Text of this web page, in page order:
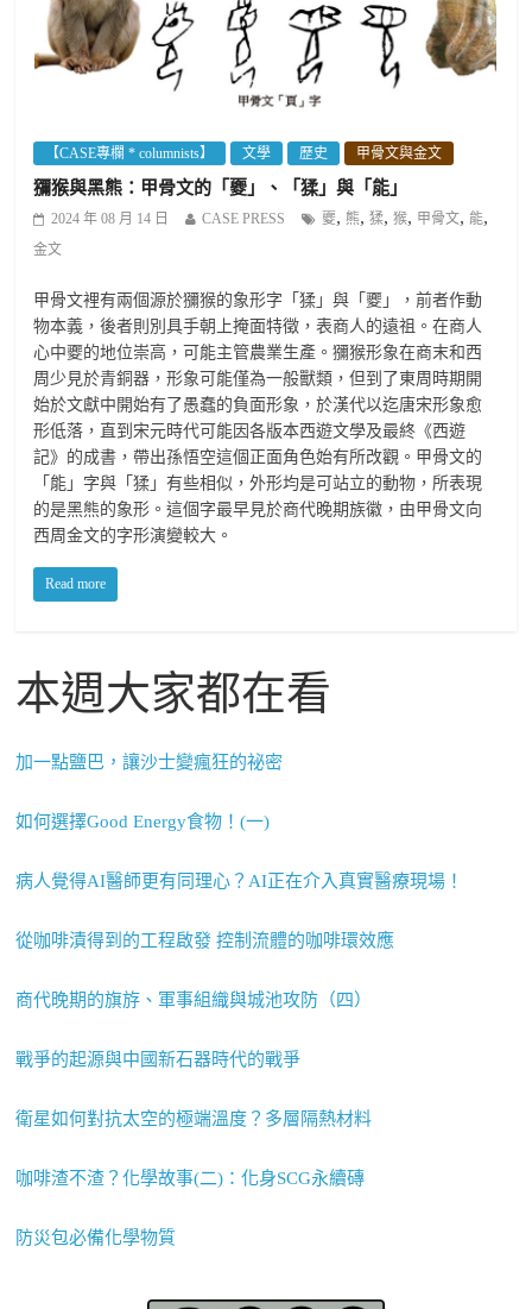
【CASE專欄 * columnists】 文學 歷史 甲骨文與金文
獼猴與黑熊：甲骨文的「夒」、「猱」與「能」
2024 年 08 月 14 日 CASE PRESS 夒, 熊,猱,猴, 甲骨文, 能,
金文
甲骨文裡有兩個源於獼猴的象形字「猱」與「夒」，前者作動
物本義，後者則別具手朝上掩面特徵，表商人的遠祖。在商人
心中夒的地位崇高，可能主管農業生產。獼猴形象在商末和西
周少見於青銅器，形象可能僅為一般獸類，但到了東周時期開
始於文獻中開始有了愚蠢的負面形象，於漢代以迄唐宋形象愈
形低落，直到宋元時代可能因各版本西遊文學及最終《西遊
記》的成書，帶出孫悟空這個正面角色始有所改觀。甲骨文的
「能」字與「猱」有些相似，外形均是可站立的動物，所表現
的是黑熊的象形。這個字最早見於商代晚期族徽，由甲骨文向
西周金文的字形演變較大。
Read more
本週大家都在看
加一點鹽巴，讓沙士變瘋狂的祕密
如何選擇Good Energy食物！(一)
病人覺得AI醫師更有同理心？AI正在介入真實醫療現場！
從咖啡漬得到的工程啟發 控制流體的咖啡環效應
商代晚期的旗斿、軍事組織與城池攻防（四）
戰爭的起源與中國新石器時代的戰爭
衛星如何對抗太空的極端溫度？多層隔熱材料
咖啡渣不渣？化學故事(二)：化身SCG永續磚
防災包必備化學物質